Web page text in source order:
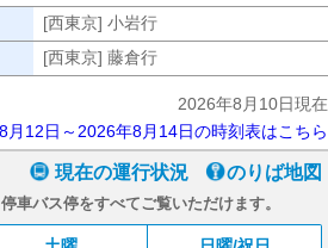
[西東京] 小岩行
[西東京] 藤倉行
2026年8月10日現在
月12日～2026年8月14日の時刻表はこちら
現在の運行状況 のりば地図
車バス停をすべてご覧いただけます。